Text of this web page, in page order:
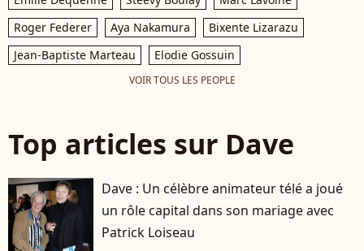
Roger Federer
Aya Nakamura
Bixente Lizarazu
Jean-Baptiste Marteau
Elodie Gossuin
VOIR TOUS LES PEOPLE
Top articles sur Dave
Dave : Un célèbre animateur télé a joué
un rôle capital dans son mariage avec
Patrick Loiseau